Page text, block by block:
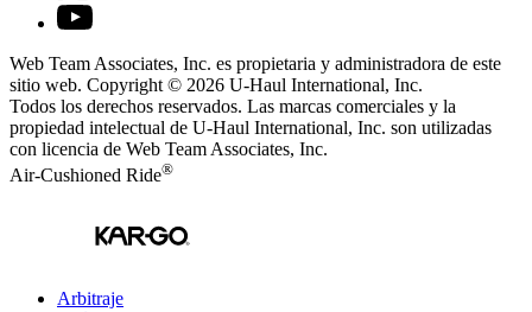
Web Team Associates, Inc. es propietaria y administradora de este
sitio web. Copyright © 2026 U-Haul International, Inc.
Todos los derechos reservados. Las marcas comerciales y la
propiedad intelectual de U-Haul International, Inc. son utilizadas
con licencia de Web Team Associates, Inc.
Air-Cushioned Ride®
Arbitraje